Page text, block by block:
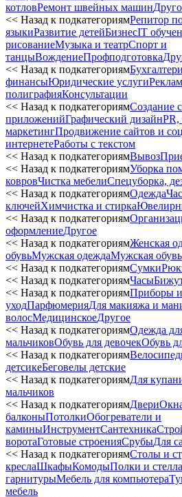
котловРемонт швейных машин
<< Назад к подкатегориямРепитор
языкиРазвитие детейБизнесIT
рисованиеМузыка и театрСпорт и
танцыВождениеПрофподготовка
<< Назад к подкатегориям
финансыЮридические услуги
полиграфияКонсультации
<< Назад к подкатегориямСоздание
приложенийГрафический дизайнPR,
маркетингПродвижение сайтов и
интернетеРаботы с текстом
<< Назад к подкатегориямВывоз
<< Назад к подкатегориямУборка
ковровЧистка мебелиСпецуборка,
<< Назад к подкатегориямОдежда
ключейХимчистка и стирка
<< Назад к подкатегориям
оформлениеДругое
<< Назад к подкатегориямЖенская
обувьМужская одеждаМужская обувь
<< Назад к подкатегориямСумки
<< Назад к подкатегориямЧасы
<< Назад к подкатегориямПриборы и
уходПарфюмерияДля макияжа и
волосМедицинскоеДругое
<< Назад к подкатегориямОдежда
мальчиковОбувь для девочекОбувь
<< Назад к подкатегориям
детсикеБеговелы детские
<< Назад к подкатегориямДля
мальчиков
<< Назад к подкатегориямДвери
балконыПотолкиОбогреватели и
каминыИнструментСантехника
воротаГотовые строенияСрубыДля
<< Назад к подкатегориямСтолы и
креслаШкафыКомодыПолки и
гарнитурыМебель для компьютера
мебель